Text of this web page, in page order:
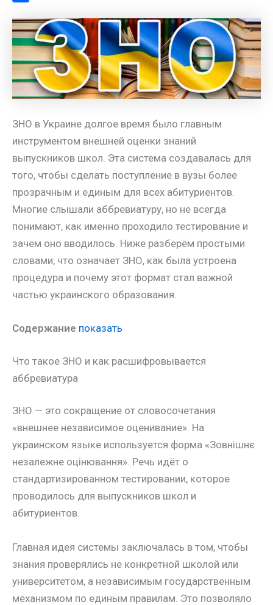
m
a
s
s
n
i
i
A
p
p
e
r
e
s
t
a
i
l
т
п
р
а
в
т
ь
ЗНО в Украине долгое время было главным
инструментом внешней оценки знаний
выпускников школ. Эта система создавалась для
того, чтобы сделать поступление в вузы более
прозрачным и единым для всех абитуриентов.
Многие слышали аббревиатуру, но не всегда
понимают, как именно проходило тестирование и
зачем оно вводилось. Ниже разберём простыми
словами, что означает ЗНО, как была устроена
процедура и почему этот формат стал важной
частью украинского образования.
Содержание показать
Что такое ЗНО и как расшифровывается
аббревиатура
ЗНО — это сокращение от словосочетания
«внешнее независимое оценивание». На
украинском языке используется форма «Зовнішнє
незалежне оцінювання». Речь идёт о
стандартизированном тестировании, которое
проводилось для выпускников школ и
абитуриентов.
Главная идея системы заключалась в том, чтобы
знания проверялись не конкретной школой или
университетом, а независимым государственным
механизмом по единым правилам. Это позволяло